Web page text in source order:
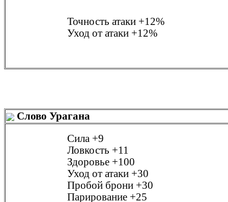
Точность атаки +12%
Уход от атаки +12%
Слово Урагана
Сила +9
Ловкость +11
Здоровье +100
Уход от атаки +30
Пробой брони +30
Парирование +25